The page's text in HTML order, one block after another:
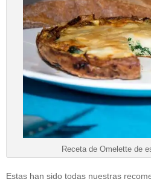
Receta de Omelette de
Estas han sido todas nuestras